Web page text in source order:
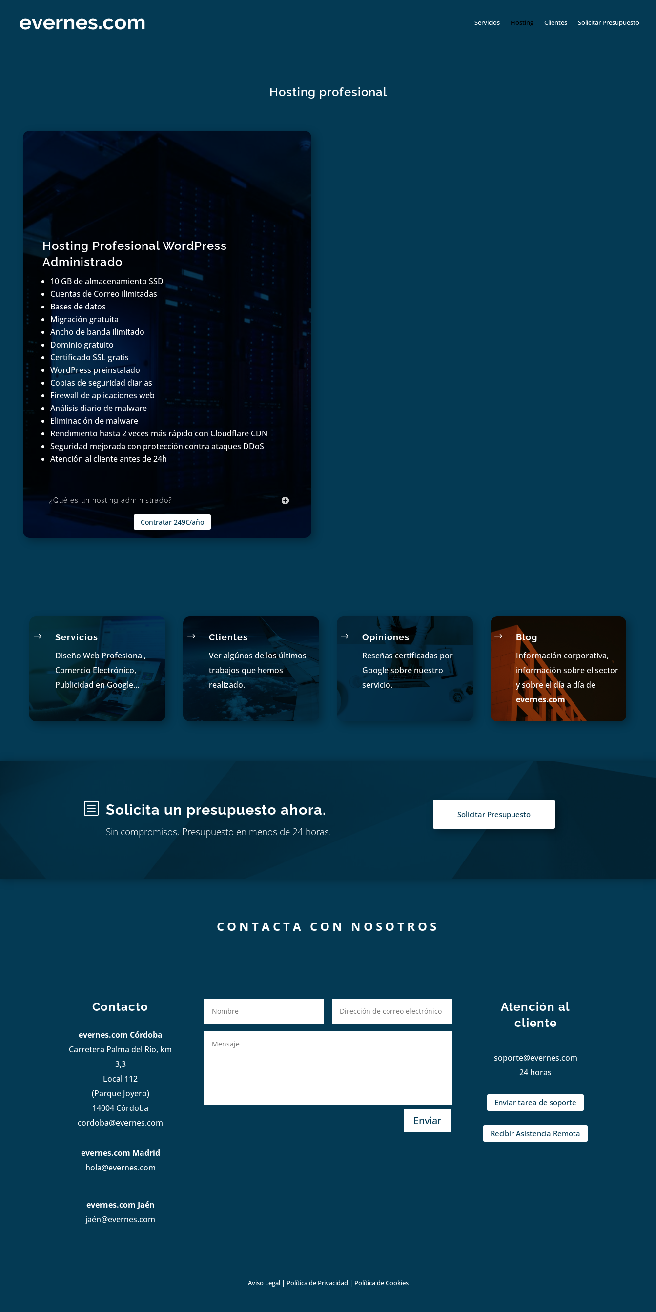
Servicios Hosting Clientes Solicitar Presupuesto
Hosting profesional
Hosting Profesional WordPress
Administrado
10 GB de almacenamiento SSD
Cuentas de Correo ilimitadas
Bases de datos
Migración gratuita
Ancho de banda ilimitado
Dominio gratuito
Certificado SSL gratis
WordPress preinstalado
Copias de seguridad diarias
Firewall de aplicaciones web
Análisis diario de malware
Eliminación de malware
Rendimiento hasta 2 veces más rápido con Cloudflare CDN
Seguridad mejorada con protección contra ataques DDoS
Atención al cliente antes de 24h
¿Qué es un hosting administrado?
Contratar 249€/año
$ Servicios
Diseño Web Profesional,
Comercio Electrónico,
Publicidad en Google…
$ Clientes
Ver algúnos de los últimos
trabajos que hemos
realizado.
$ Opiniones
Reseñas certificadas por
Google sobre nuestro
servicio.
$ Blog
Información corporativa,
información sobre el sector
y sobre el día a día de
evernes.com
b Solicita un presupuesto ahora.
Sin compromisos. Presupuesto en menos de 24 horas.
Solicitar Presupuesto
CONTACTA CON NOSOTROS
Contacto
evernes.com Córdoba
Carretera Palma del Río, km
3,3
Local 112
(Parque Joyero)
14004 Córdoba
cordoba@evernes.com
evernes.com Madrid
hola@evernes.com
evernes.com Jaén
jaén@evernes.com
Enviar
Atención al
cliente
soporte@evernes.com
24 horas
Envíar tarea de soporte
Recibir Asistencia Remota
Aviso Legal| Política de Privacidad | Política de Cookies